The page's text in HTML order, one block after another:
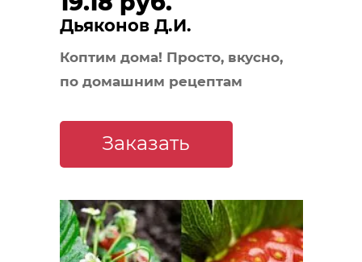
Дьяконов Д.И.
Коптим дома! Просто, вкусно,
по домашним рецептам
Заказать